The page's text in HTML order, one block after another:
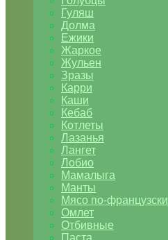
Гуляш
Долма
Ежики
Жаркое
Жульен
Зразы
Карри
Каши
Кебаб
Котлеты
Лазанья
Лангет
Лобио
Мамалыга
Манты
Мясо по-французски
Омлет
Отбивные
Паста